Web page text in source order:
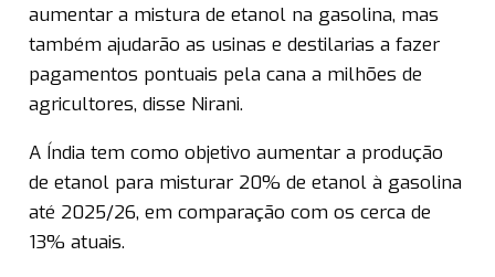
aumentar a mistura de etanol na gasolina, mas
também ajudarão as usinas e destilarias a fazer
pagamentos pontuais pela cana a milhões de
agricultores, disse Nirani.
A Índia tem como objetivo aumentar a produção
de etanol para misturar 20% de etanol à gasolina
até 2025/26, em comparação com os cerca de
13% atuais.